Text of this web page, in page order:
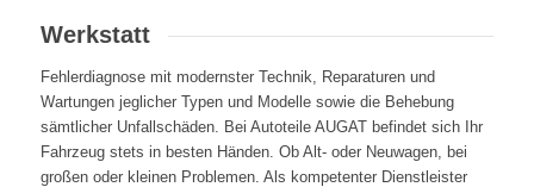
Werkstatt
Fehlerdiagnose mit modernster Technik, Reparaturen und
Wartungen jeglicher Typen und Modelle sowie die Behebung
sämtlicher Unfallschäden. Bei Autoteile AUGAT befindet sich Ihr
Fahrzeug stets in besten Händen. Ob Alt- oder Neuwagen, bei
großen oder kleinen Problemen. Als kompetenter Dienstleister